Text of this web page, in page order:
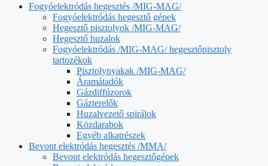
Fogyóelektródás hegesztés /MIG-MAG/
Fogyóelektródás hegesztő gépek
Hegesztő pisztolyok /MIG-MAG/
Hegesztő huzalok
Fogyóelektródás /MIG-MAG/ hegesztőpisztoly
tartozékok
Pisztolynyakak /MIG-MAG/
Áramátadók
Gázdiffúzorok
Gázterelők
Huzalvezető spirálok
Közdarabok
Egyéb alkatrészek
Bevont elektródás hegesztés /MMA/
Bevont elektródás hegesztőgépek